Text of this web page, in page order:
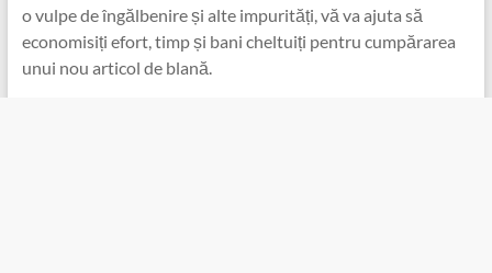
o vulpe de îngălbenire și alte impurități, vă va ajuta să
economisiți efort, timp și bani cheltuiți pentru cumpărarea
unui nou articol de blană.